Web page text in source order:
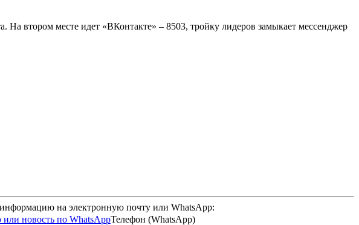
втором месте идет «ВКонтакте» – 8503, тройку лидеров замыкает мессенджер
на электронную почту или WhatsApp:
Телефон (WhatsApp)